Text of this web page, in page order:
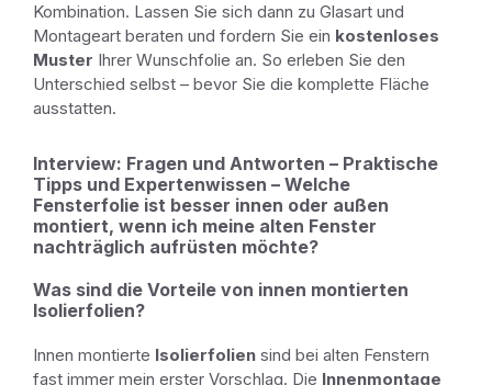
Kombination. Lassen Sie sich dann zu Glasart und
Montageart beraten und fordern Sie ein kostenloses
Muster Ihrer Wunschfolie an. So erleben Sie den
Unterschied selbst – bevor Sie die komplette Fläche
ausstatten.
Interview: Fragen und Antworten – Praktische
Tipps und Expertenwissen – Welche
Fensterfolie ist besser innen oder außen
montiert, wenn ich meine alten Fenster
nachträglich aufrüsten möchte?
Was sind die Vorteile von innen montierten
Isolierfolien?
Innen montierte Isolierfolien sind bei alten Fenstern
fast immer mein erster Vorschlag. Die Innenmontage